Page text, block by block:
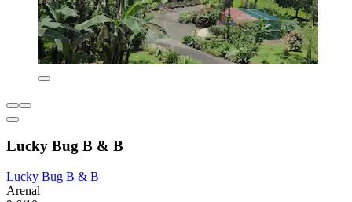
Lucky Bug B & B
Lucky Bug B & B
Arenal